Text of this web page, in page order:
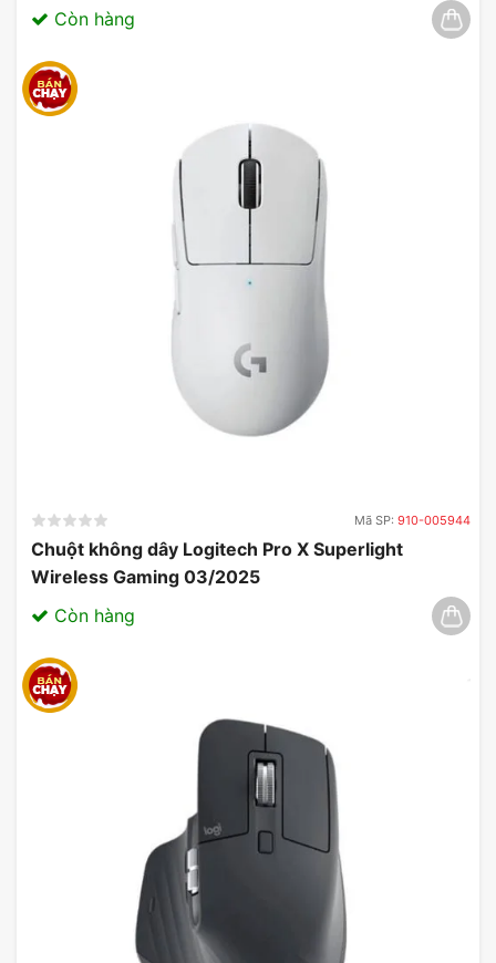
trường văn phòng hoặc đam mê gaming. Với thiết
kế đẹp mắt và tính năng hoàn thiện, Zadez M213
thật sự mang lại giá trị sử dụng cao. Độ chính xác
của chuột Zadez là điểm cộng lớn, giúp người
dùng có thể làm việc hiệu quả hơn, đặc biệt trong
các tác vụ yêu cầu sự chính xác cao như thiết kế
đồ họa hay chơi game.
Bên cạnh đó, tính năng tiết kiệm năng lượng và
khả năng tương thích rộng rãi với các hệ điều hành
khiến Zadez M213 trở thành sự lựa chọn lý tưởng
cho nhiều đối tượng người dùng. Không những thế,
với 3 nút chức năng, bạn có thể tùy chỉnh theo nhu
cầu cá nhân, tối ưu hóa trải nghiệm sử dụng.
Thiết kế công thái học giúp người dùng cảm thấy
phẩm đáng giá, không chỉ về mặt chất lượng mà
còn về mức độ tiện lợi mà nó mang lại cho người
sử dụng.
Còn hàng
Mã SP: 910-005944
Chuột không dây Logitech Pro X Superlight
Wireless Gaming 03/2025
Còn hàng